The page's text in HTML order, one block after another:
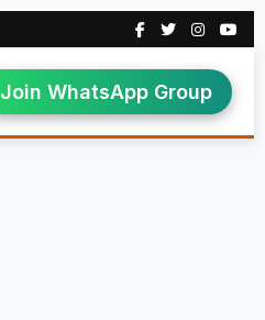
Join WhatsApp Group